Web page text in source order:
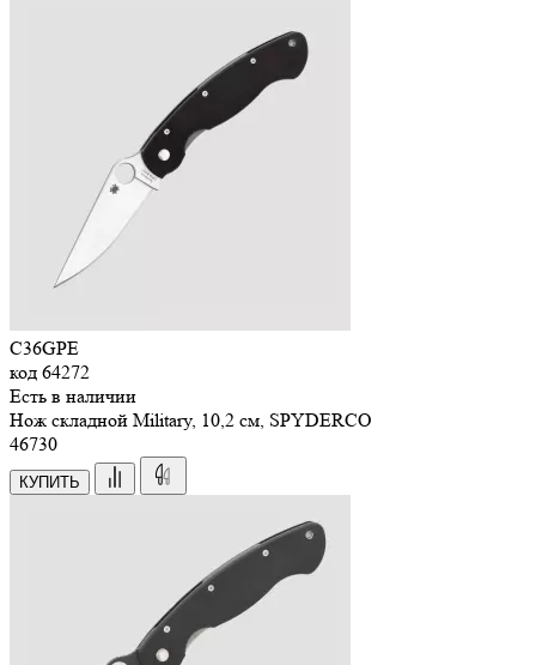
C36GPE
код 64272
Есть в наличии
Нож складной Military, 10,2 см, SPYDERCO
46730
КУПИТЬ